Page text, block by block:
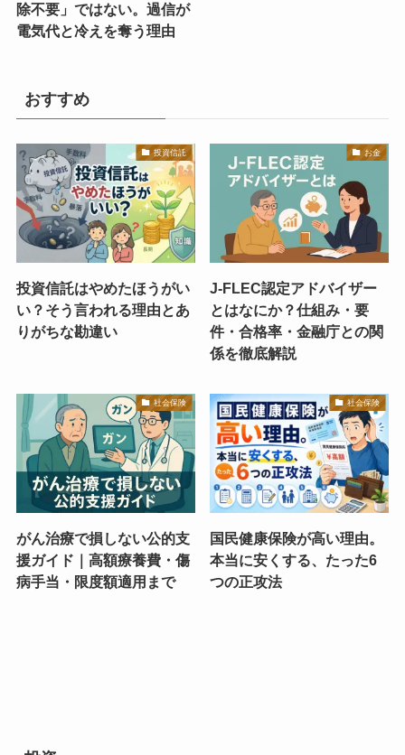
除不要」ではない。過信が
電気代と冷えを奪う理由
おすすめ
投資信託
投資信託はやめたほうがい
い？そう言われる理由とあ
りがちな勘違い
お金
J-FLEC認定アドバイザー
とはなにか？仕組み・要
件・合格率・金融庁との関
係を徹底解説
社会保険
がん治療で損しない公的支
援ガイド｜高額療養費・傷
病手当・限度額適用まで
社会保険
国民健康保険が高い理由。
本当に安くする、たった6
つの正攻法